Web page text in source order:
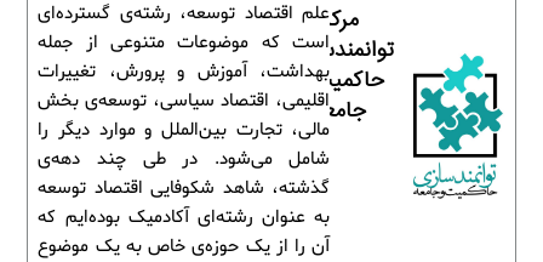
علم اقتصاد توسعه، رشته‌ی گسترده‌ای
است که موضوعات متنوعی از جمله
بهداشت، آموزش و پرورش، تغییرات
اقلیمی، اقتصاد سیاسی، توسعه‌ی بخش
مالی، تجارت بین‌الملل و موارد دیگر را
شامل می‌شود. در طی چند دهه‌ی
گذشته، شاهد شکوفایی اقتصاد توسعه
به عنوان رشته‌ای آکادمیک بوده‌ایم که
آن را از یک حوزه‌ی خاص به یک موضوع
مرکز
توانمندسازی
حاکمیت و
جامعه